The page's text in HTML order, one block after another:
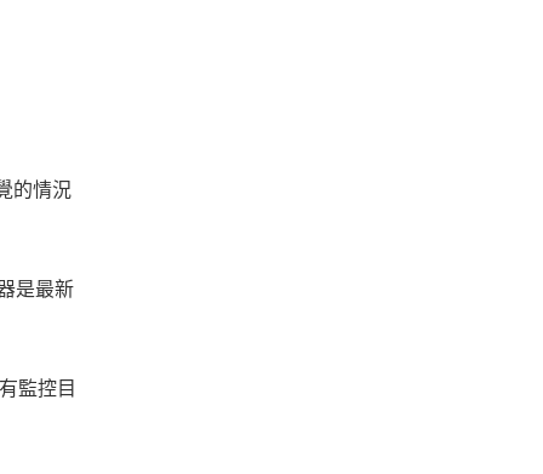
的情況
是最新
監控目